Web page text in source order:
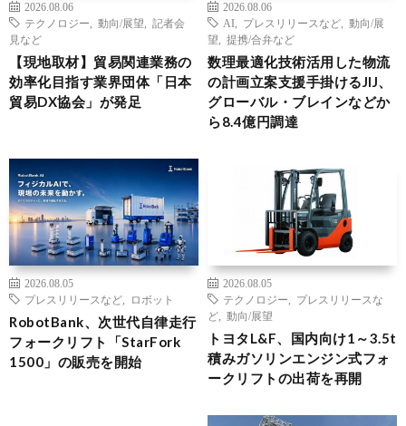
2026.08.06
テクノロジー
動向/展望
記者会
見など
【現地取材】貿易関連業務の
効率化目指す業界団体「日本
貿易DX協会」が発足
2026.08.06
AI
プレスリリースなど
動向/展
望
提携/合弁など
数理最適化技術活用した物流
の計画立案支援手掛けるJIJ、
グローバル・ブレインなどか
ら8.4億円調達
2026.08.05
プレスリリースなど
ロボット
RobotBank、次世代自律走行
フォークリフト「StarFork
1500」の販売を開始
2026.08.05
テクノロジー
プレスリリースな
ど
動向/展望
トヨタL&F、国内向け1～3.5t
積みガソリンエンジン式フォ
ークリフトの出荷を再開